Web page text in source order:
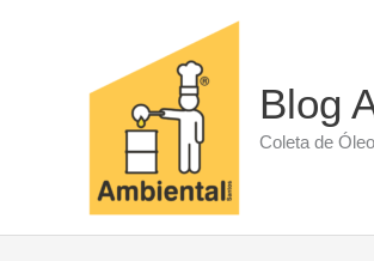
Blog
Coleta de Óleo